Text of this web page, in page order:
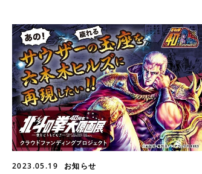
2023.05.19 お知らせ